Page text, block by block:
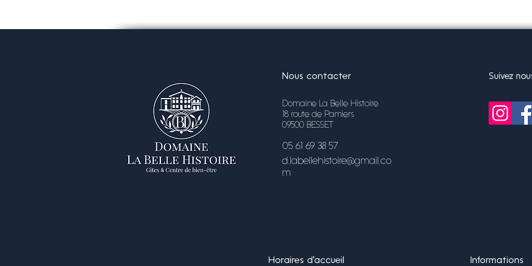
Nous contacter
Domaine La Belle Histoire
18 route de Pamiers
09500 BESSET
05 61 69 38 57
d.labellehistoire@gmail.co
m
Suivez
Horaires d'accueil Informations